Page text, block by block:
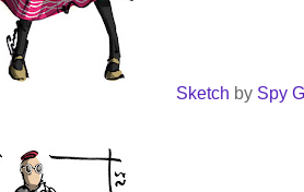
Sketch by Spy